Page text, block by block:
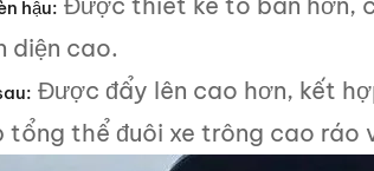
hậu:
diện cao.
Được đẩy lên cao hơn, kết
tổng thể đuôi xe trông cao ráo